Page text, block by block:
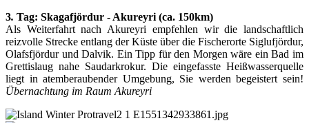
3. Tag: Skagafjördur - Akureyri (ca. 150km)
Als Weiterfahrt nach Akureyri empfehlen wir die landschaftlich
reizvolle Strecke entlang der Küste über die Fischerorte Siglufjördur,
Olafsfjördur und Dalvik. Ein Tipp für den Morgen wäre ein Bad im
Grettislaug nahe Saudarkrokur. Die eingefasste Heißwasserquelle
liegt in atemberaubender Umgebung, Sie werden begeistert sein!
Übernachtung im Raum Akureyri